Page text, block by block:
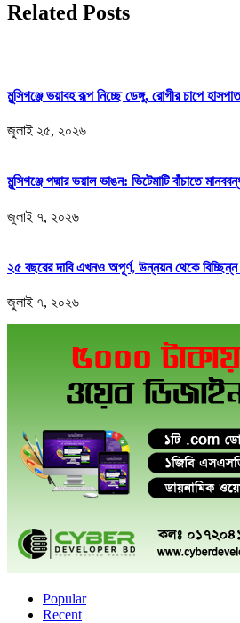
Related Posts
মুন্সিগঞ্জে ভয়াবহ রূপ নিচ্ছে ডেঙ্গু, রোগীর চাপে
জুলাই ২৫, ২০২৬
মুন্সিগঞ্জে পদ্মার ভয়াল ভাঙন: ভিটেমাটি বাঁচাতে
জুলাই ৭, ২০২৬
২৫ বছরের দাবি এখনও অপূর্ণ, উন্নয়ন থেকে বিচ্ছিন্ন
জুলাই ৭, ২০২৬
Popular
Recent